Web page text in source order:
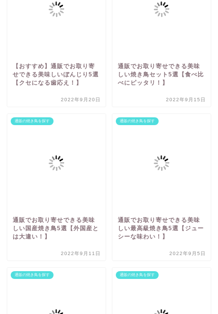
【おすすめ】通販でお取り寄
せできる美味しいぼんじり5選
【クセになる歯応え！】
2022年9月20日
通販でお取り寄せできる美味
しい焼き鳥セット5選【食べ比
べにピッタリ！】
2022年9月15日
通販の焼き鳥を探す
通販でお取り寄せできる美味
しい国産焼き鳥5選【外国産と
は大違い！】
2022年9月11日
通販の焼き鳥を探す
通販でお取り寄せできる美味
しい最高級焼き鳥5選【ジュー
シーな味わい！】
2022年9月5日
通販の焼き鳥を探す 通販の焼き鳥を探す